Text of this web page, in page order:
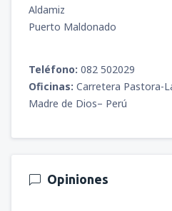
Aldamiz
Puerto Maldonado
Teléfono: 082 502029
Oficinas: Carretera Pastora-
Madre de Dios– Perú
Opiniones